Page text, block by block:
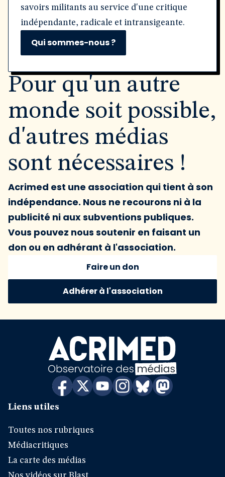
savoirs militants au service d'une critique
indépendante, radicale et intransigeante.
Qui sommes-nous ?
Pour qu'un autre
monde soit possible,
d'autres médias
sont nécessaires !
Acrimed est une association qui tient à son
indépendance. Nous ne recourons ni à la
publicité ni aux subventions publiques.
Vous pouvez nous soutenir en faisant un
don ou en adhérant à l'association.
Faire un don
Adhérer à l'association
Liens utiles
Toutes nos rubriques
Médiacritiques
La carte des médias